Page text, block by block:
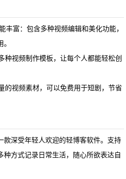
富：包含多种视频编辑和美化功能，
视频制作模板，让每个人都能轻松创
视频素材，可以免费用于短剧，节省
深受年轻人欢迎的轻博客软件。支持
种方式记录日常生活，随心所欲表达自